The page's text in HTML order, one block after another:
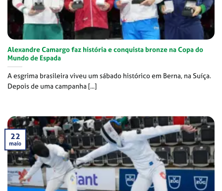
Alexandre Camargo faz história e conquista bronze na Copa do
Mundo de Espada
A esgrima brasileira viveu um sábado histórico em Berna, na Suíça.
Depois de uma campanha [...]
22
maio